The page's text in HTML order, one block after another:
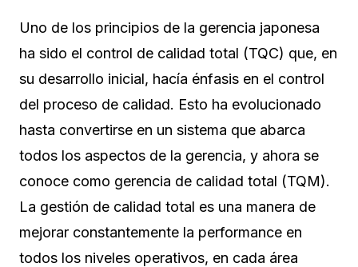
Uno de los principios de la gerencia japonesa
ha sido el control de calidad total (TQC) que, en
su desarrollo inicial, hacía énfasis en el control
del proceso de calidad. Esto ha evolucionado
hasta convertirse en un sistema que abarca
todos los aspectos de la gerencia, y ahora se
conoce como gerencia de calidad total (TQM).
La gestión de calidad total es una manera de
mejorar constantemente la performance en
todos los niveles operativos, en cada área